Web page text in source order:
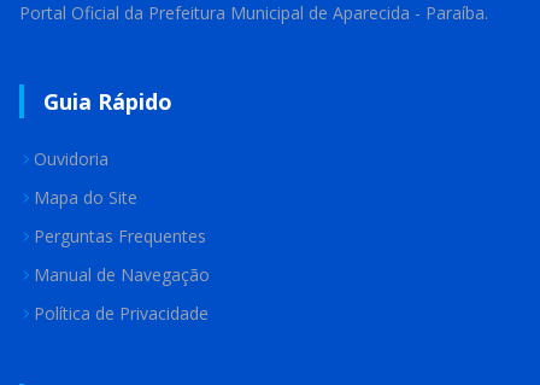
Portal Oficial da Prefeitura Municipal de Aparecida - Paraíba.
Guia Rápido
Ouvidoria
Mapa do Site
Perguntas Frequentes
Manual de Navegação
Política de Privacidade